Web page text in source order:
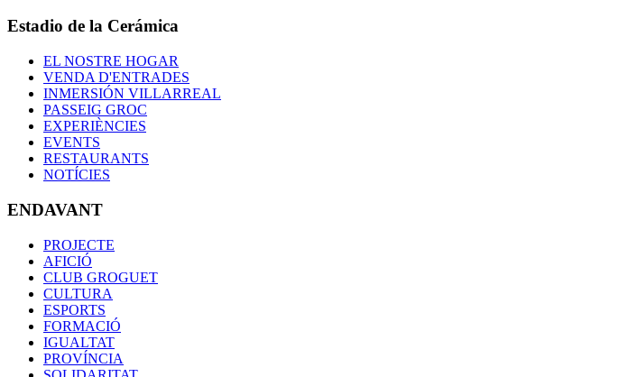
Estadio de la Cerámica
EL NOSTRE HOGAR
VENDA D'ENTRADES
INMERSIÓN VILLARREAL
PASSEIG GROC
EXPERIÈNCIES
EVENTS
RESTAURANTS
NOTÍCIES
ENDAVANT
PROJECTE
AFICIÓ
CLUB GROGUET
CULTURA
ESPORTS
FORMACIÓ
IGUALTAT
PROVÍNCIA